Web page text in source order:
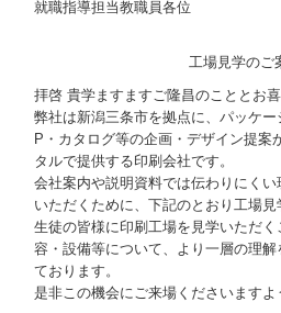
就職指導担当教職員各位
工場見学のご
拝啓 貴学ますますご隆昌のこととお喜
弊社は新潟三条市を拠点に、パッケ
P・カタログ等の企画・デザイン提案
タルで提供する印刷会社です。
会社案内や説明資料では伝わりにく
いただくために、下記のとおり工場見
生徒の皆様に印刷工場を見学いただ
容・設備等について、より一層の理解
ております。
是非この機会にご来場くださいますよ